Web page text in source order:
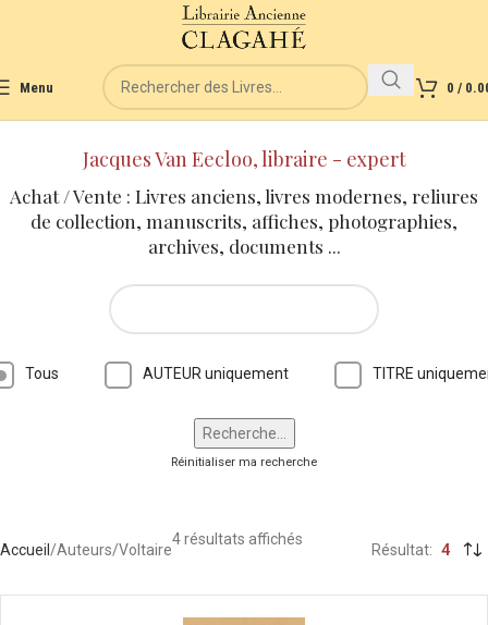
Menu 0 /
Jacques Van Eecloo, libraire - expert
Achat / Vente : Livres anciens, livres modernes, reliures
de collection, manuscrits, affiches, photographies,
archives, documents ...
Tous AUTEUR uniquement TITRE
Réinitialiser ma recherche
Accueil Auteurs Voltaire
4 résultats affichés
Résultat 4